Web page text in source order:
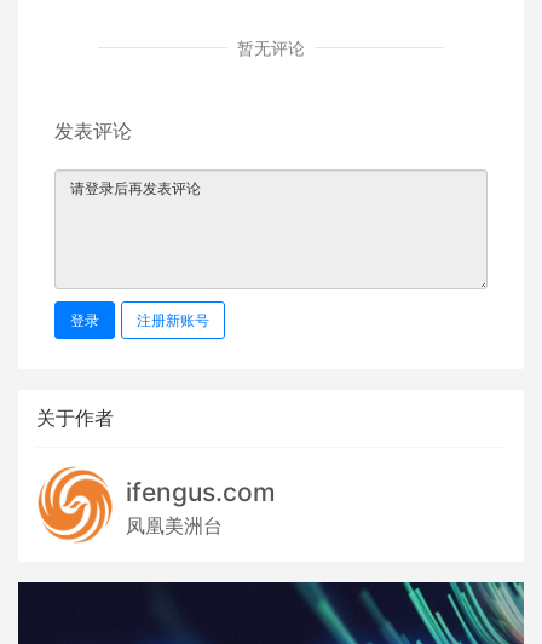
暂无评论
发表评论
登录 注册新账号
关于作者
ifengus.com
凤凰美洲台